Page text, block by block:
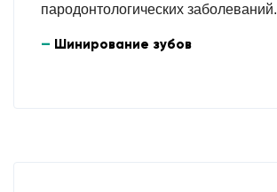
пародонтологических заболеваний.
Шинирование зубов